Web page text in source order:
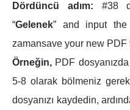
Dördüncü adım: #38
“Gelenek” and input
zamansave your new PDF
Örneğin, PDF
5-8 olarak bölmeniz
dosyanızı kaydedin,